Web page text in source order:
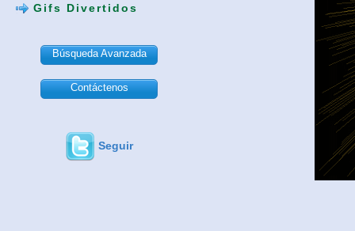
Gifs Divertidos
Búsqueda Avanzada
Contáctenos
Seguir